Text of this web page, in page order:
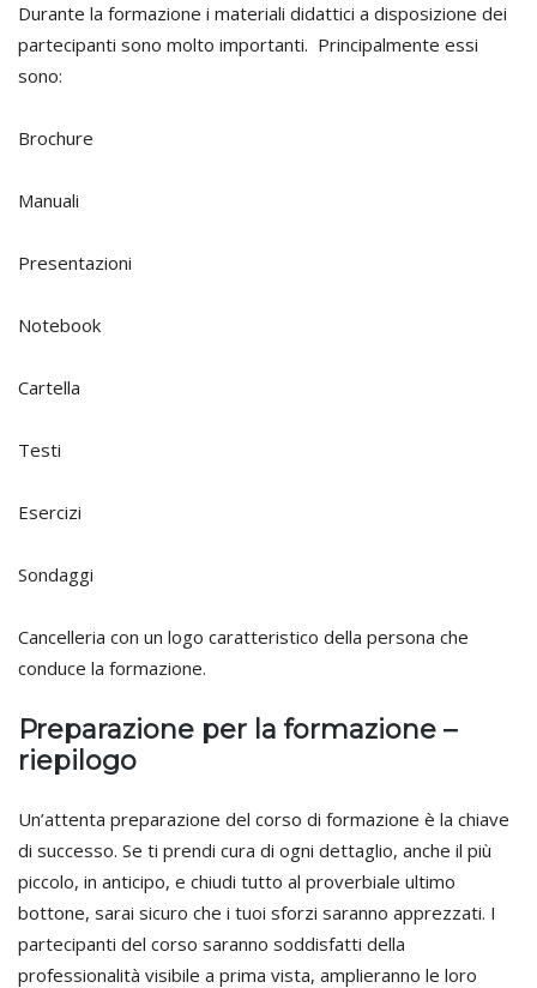
Durante la formazione i materiali didattici a disposizione dei
partecipanti sono molto importanti. Principalmente essi
sono:
Brochure
Manuali
Presentazioni
Notebook
Cartella
Testi
Esercizi
Sondaggi
Cancelleria con un logo caratteristico della persona che
conduce la formazione.
Preparazione per la formazione –
riepilogo
Un’attenta preparazione del corso di formazione è la chiave
di successo. Se ti prendi cura di ogni dettaglio, anche il più
piccolo, in anticipo, e chiudi tutto al proverbiale ultimo
bottone, sarai sicuro che i tuoi sforzi saranno apprezzati. I
partecipanti del corso saranno soddisfatti della
professionalità visibile a prima vista, amplieranno le loro